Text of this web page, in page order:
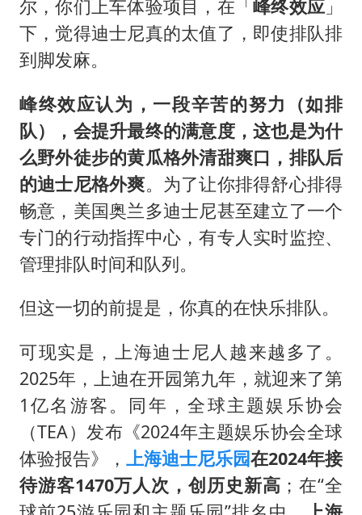
尔，你们上车体验项目，在「峰终效应 」
下，觉得迪士尼真的太值了，即使排队排
到脚发麻。
峰终效应认为，一段辛苦的努力（如排
队），会提升最终的满意度，这也是为什
么野外徒步的黄瓜格外清甜爽口，排队后
的迪士尼格外爽。为了让你排得舒心排得
畅意，美国奥兰多迪士尼甚至建立了一个
专门的行动指挥中心，有专人实时监控、
管理排队时间和队列。
但这一切的前提是，你真的在快乐排队。
可现实是，上海迪士尼人越来越多了。
2025年，上迪在开园第九年，就迎来了第
1亿名游客。同年，全球主题娱乐协会
（TEA）发布《2024年主题娱乐协会全球
体验报告》， 上海迪士尼乐园在2024年接
待游客1470万人次，创历史新高 ；在“全